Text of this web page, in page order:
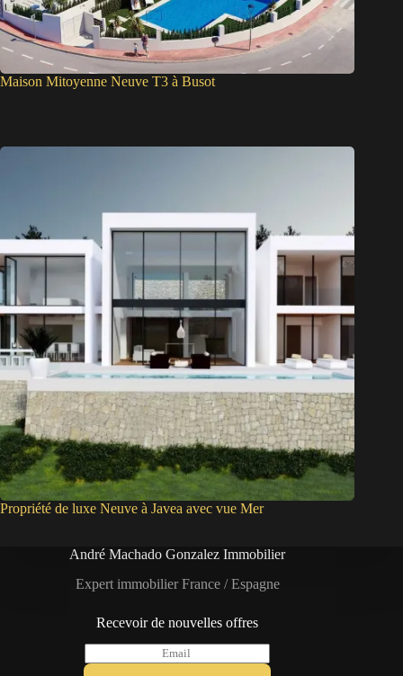
Maison Mitoyenne Neuve T3 à Busot
Propriété de luxe Neuve à Javea avec vue Mer
André Machado Gonzalez Immobilier
Expert immobilier France / Espagne
Recevoir de nouvelles offres
m